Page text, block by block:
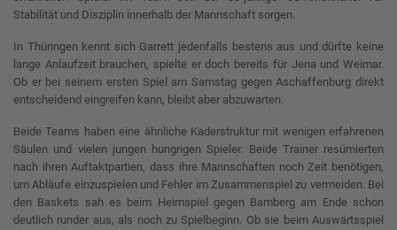
Stabilität und Disziplin innerhalb der Mannschaft sorgen.
In Thüringen kennt sich Garrett jedenfalls bestens aus und dürfte keine
lange Anlaufzeit brauchen, spielte er doch bereits für Jena und Weimar.
Ob er bei seinem ersten Spiel am Samstag gegen Aschaffenburg direkt
entscheidend eingreifen kann, bleibt aber abzuwarten.
Beide Teams haben eine ähnliche Kaderstruktur mit wenigen erfahrenen
Säulen und vielen jungen hungrigen Spieler. Beide Trainer resümierten
nach ihren Auftaktpartien, dass ihre Mannschaften noch Zeit benötigen,
um Abläufe einzuspielen und Fehler im Zusammenspiel zu vermeiden. Bei
den Baskets sah es beim Heimspiel gegen Bamberg am Ende schon
deutlich runder aus, als noch zu Spielbeginn. Ob sie beim Auswärtsspiel